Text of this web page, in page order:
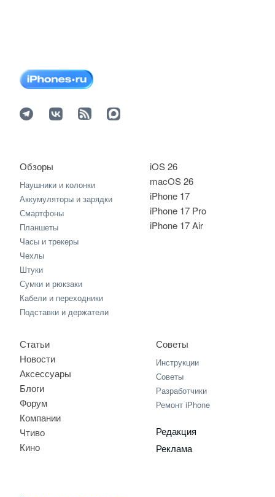
iOS 26
macOS 26
iPhone 17
iPhone 17 Pro
iPhone 17 Air
Обзоры
Наушники и колонки
Аккумуляторы и зарядки
Смартфоны
Планшеты
Часы и трекеры
Чехлы
Штуки
Сумки и рюкзаки
Кабели и переходники
Подставки и держатели
Статьи
Новости
Аксессуары
Блоги
Форум
Компании
Чтиво
Кино
Советы
Инструкции
Советы
Разработчики
Ремонт iPhone
Редакция
Реклама